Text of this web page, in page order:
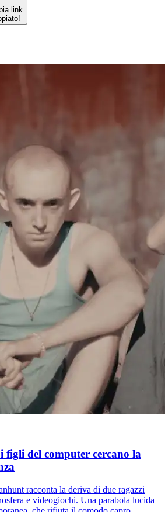
link
del computer cercano la
racconta la deriva di due ragazzi
e videogiochi. Una parabola lucida